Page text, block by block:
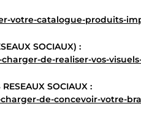
votre-catalogue-produits-
SOCIAUX) :
de-realiser-vos-
SOCIAUX :
de-concevoir-votre-